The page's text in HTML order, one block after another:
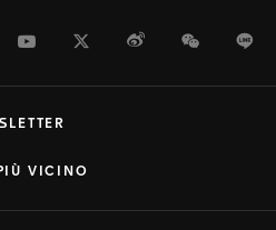
YoutubeTwitterWeiboWeChat
VICINO